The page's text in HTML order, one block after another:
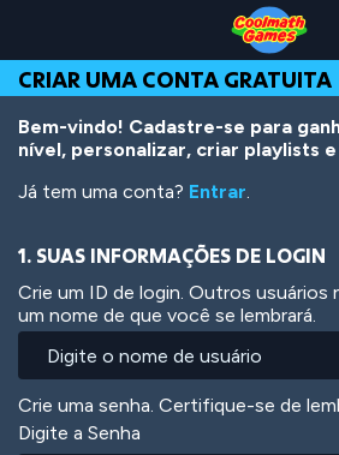
Top
of
Page
Navigation
Main
Content
Footer
o
conteúdo
principal
CRIAR UMA CONTA GRATUITA
Bem-vindo! Cadastre-se para
nível, personalizar, criar playlists e
Já tem uma conta? Entrar.
1. SUAS INFORMAÇÕES DE LOGIN
Crie um ID de login. Outros usuários
um nome de que você se lembrará.
Crie uma senha. Certifique-se de
Digite a Senha